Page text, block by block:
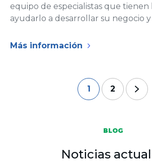
equipo de especialistas que tienen
ayudarlo a desarrollar su negocio
Más información
1 2
BLOG
Noticias